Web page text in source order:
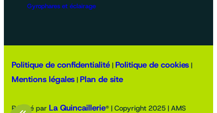
Gyrophares et éclairage
Politique de confidentialité | Politique de cookies |
Mentions légales | Plan de site
Réalisé par La Quincaillerie® | Copyright 2025 | AMS